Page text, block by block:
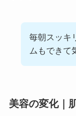
毎朝スッキ
ムもできて
美容の変化｜